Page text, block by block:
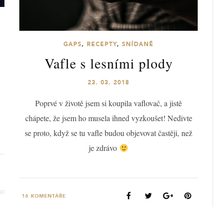
GAPS, RECEPTY, SNÍDANĚ
Vafle s lesními plody
23. 03. 2018
Poprvé v životě jsem si koupila vaflovač, a jistě
chápete, že jsem ho musela ihned vyzkoušet! Nedivte
se proto, když se tu vafle budou objevovat častěji, než
je zdrávo
16 KOMENTÁŘE